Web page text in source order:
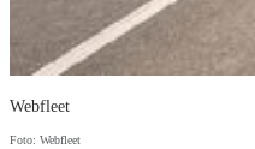
Webfleet
Foto: Webfleet